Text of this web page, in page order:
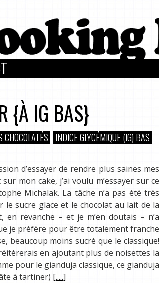
{À IG BAS}
CHOCOLATÉS
INDICE GLYCÉMIQUE (IG) BAS
d’essayer de rendre plus saines mes
mon cake, j’ai voulu m’essayer sur ce
Michalak. La tâche n’a pas été très
le sucre glace et le chocolat au lait de la
revanche – et je m’en doutais – n’a
je préfère pour être totalement franche
beaucoup moins sucré que le classique!
en ajoutant plus de noisettes la
pour le gianduja classique, ce gianduja
à tartiner) [.....]